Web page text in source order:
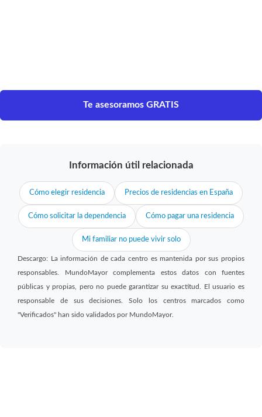
Te asesoramos GRATIS
Información útil relacionada
Cómo elegir residencia Precios de residencias en España
Cómo solicitar la dependencia Cómo pagar una residencia
Mi familiar no puede vivir solo
Descargo: La información de cada centro es mantenida por sus propios
responsables. MundoMayor complementa estos datos con fuentes
públicas y propias, pero no puede garantizar su exactitud. El usuario es
responsable de sus decisiones. Solo los centros marcados como
"Verificados" han sido validados por MundoMayor.